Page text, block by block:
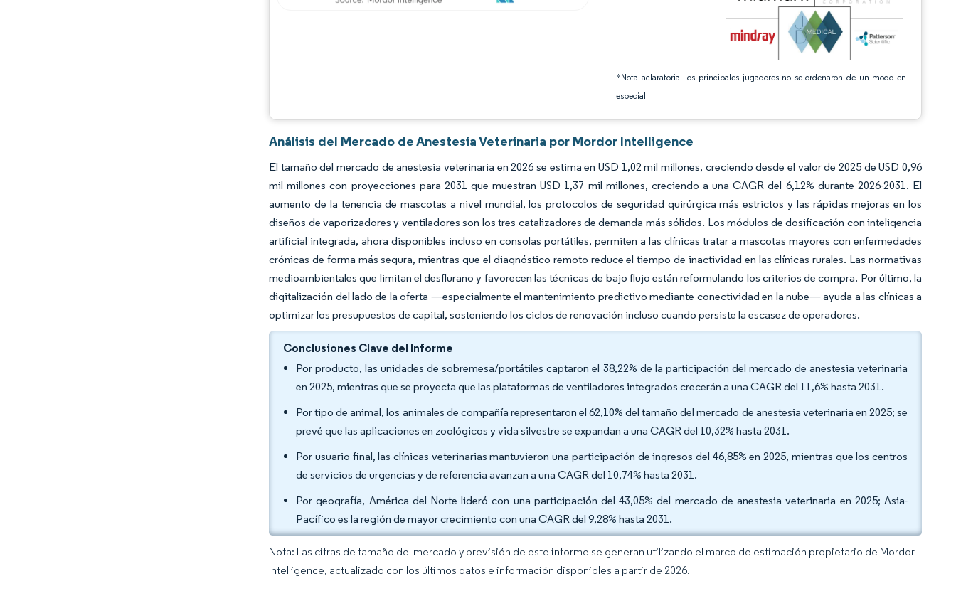
*Nota aclaratoria: los principales jugadores no se ordenaron de un modo en
especial
Análisis del Mercado de Anestesia Veterinaria por Mordor Intelligence
El tamaño del mercado de anestesia veterinaria en 2026 se estima en USD 1,02 mil millones, creciendo desde el valor de 2025 de USD 0,96
mil millones con proyecciones para 2031 que muestran USD 1,37 mil millones, creciendo a una CAGR del 6,12% durante 2026-2031. El
aumento de la tenencia de mascotas a nivel mundial, los protocolos de seguridad quirúrgica más estrictos y las rápidas mejoras en los
diseños de vaporizadores y ventiladores son los tres catalizadores de demanda más sólidos. Los módulos de dosificación con inteligencia
artificial integrada, ahora disponibles incluso en consolas portátiles, permiten a las clínicas tratar a mascotas mayores con enfermedades
crónicas de forma más segura, mientras que el diagnóstico remoto reduce el tiempo de inactividad en las clínicas rurales. Las normativas
medioambientales que limitan el desflurano y favorecen las técnicas de bajo flujo están reformulando los criterios de compra. Por último, la
digitalización del lado de la oferta —especialmente el mantenimiento predictivo mediante conectividad en la nube— ayuda a las clínicas a
optimizar los presupuestos de capital, sosteniendo los ciclos de renovación incluso cuando persiste la escasez de operadores.
Conclusiones Clave del Informe
Por producto, las unidades de sobremesa/portátiles captaron el 38,22% de la participación del mercado de anestesia veterinaria
en 2025, mientras que se proyecta que las plataformas de ventiladores integrados crecerán a una CAGR del 11,6% hasta 2031.
Por tipo de animal, los animales de compañía representaron el 62,10% del tamaño del mercado de anestesia veterinaria en 2025; se
prevé que las aplicaciones en zoológicos y vida silvestre se expandan a una CAGR del 10,32% hasta 2031.
Por usuario final, las clínicas veterinarias mantuvieron una participación de ingresos del 46,85% en 2025, mientras que los centros
de servicios de urgencias y de referencia avanzan a una CAGR del 10,74% hasta 2031.
Por geografía, América del Norte lideró con una participación del 43,05% del mercado de anestesia veterinaria en 2025; Asia-
Pacífico es la región de mayor crecimiento con una CAGR del 9,28% hasta 2031.
Nota: Las cifras de tamaño del mercado y previsión de este informe se generan utilizando el marco de estimación propietario de Mordor
Intelligence, actualizado con los últimos datos e información disponibles a partir de 2026.